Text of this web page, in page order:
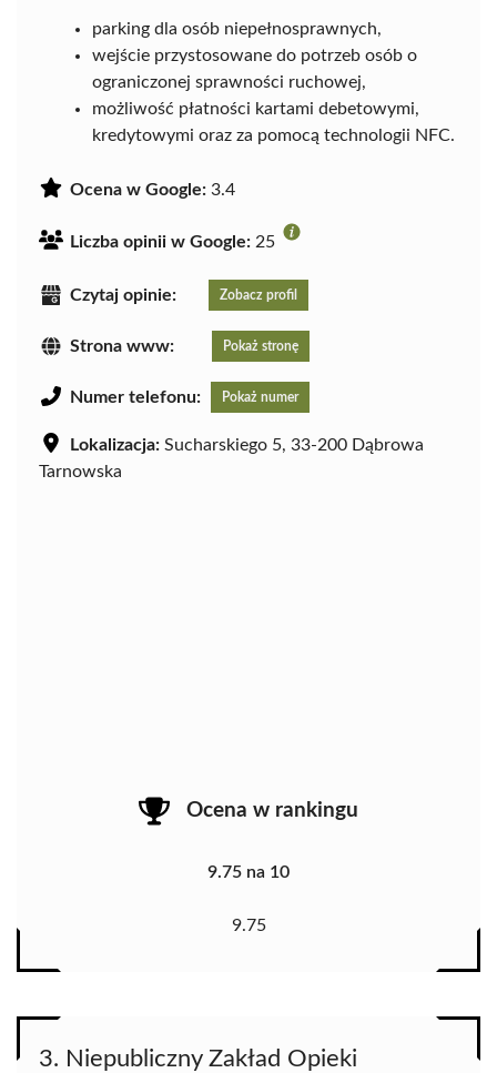
parking dla osób niepełnosprawnych,
wejście przystosowane do potrzeb osób o
ograniczonej sprawności ruchowej,
możliwość płatności kartami debetowymi,
kredytowymi oraz za pomocą technologii NFC.
Ocena w Google: 3.4
Liczba opinii w Google: 25
Czytaj opinie: Zobacz profil
Strona www: Pokaż stronę
Numer telefonu: Pokaż numer
Lokalizacja: Sucharskiego 5, 33-200 Dąbrowa
Tarnowska
Ocena w rankingu
9.75 na 10
9.75
3. Niepubliczny Zakład Opieki